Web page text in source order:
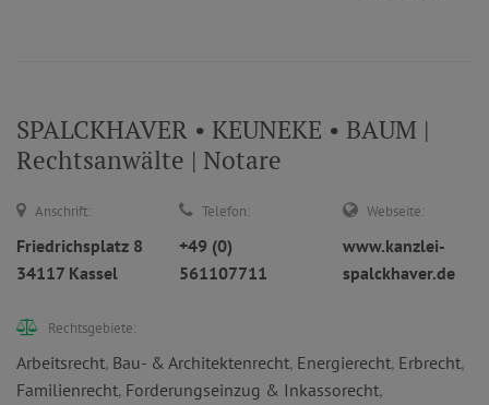
SPALCKHAVER • KEUNEKE • BAUM |
Rechtsanwälte | Notare
Anschrift:
Friedrichsplatz 8
34117 Kassel
Telefon:
+49 (0)
561107711
Webseite:
www.kanzlei-
spalckhaver.de
Rechtsgebiete:
Arbeitsrecht, Bau- & Architektenrecht, Energierecht, Erbrecht,
Familienrecht, Forderungseinzug & Inkassorecht,